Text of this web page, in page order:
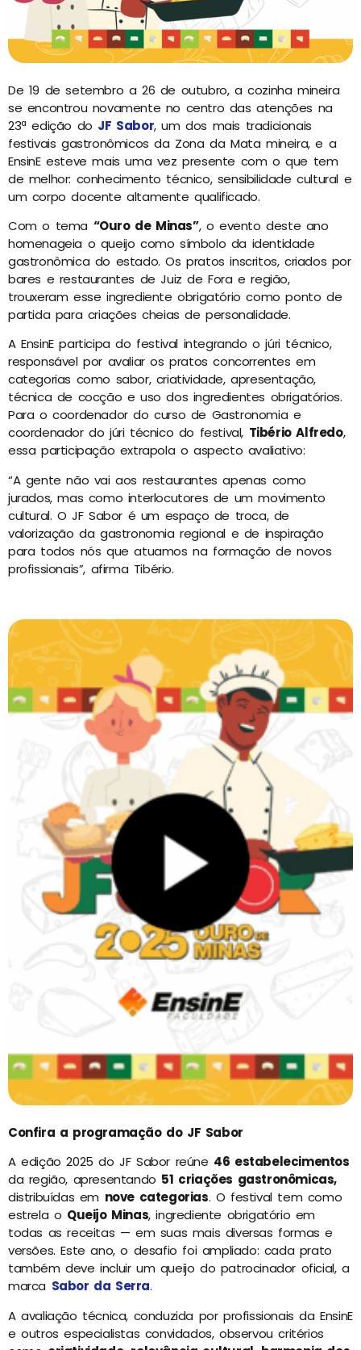
De 19 de setembro a 26 de outubro, a cozinha mineira
se encontrou novamente no centro das atenções na
23ª edição do JF Sabor, um dos mais tradicionais
festivais gastronômicos da Zona da Mata mineira, e a
EnsinE esteve mais uma vez presente com o que tem
de melhor: conhecimento técnico, sensibilidade cultural e
um corpo docente altamente qualificado.
Com o tema “Ouro de Minas”, o evento deste ano
homenageia o queijo como símbolo da identidade
gastronômica do estado. Os pratos inscritos, criados por
bares e restaurantes de Juiz de Fora e região,
trouxeram esse ingrediente obrigatório como ponto de
partida para criações cheias de personalidade.
A EnsinE participa do festival integrando o júri técnico,
responsável por avaliar os pratos concorrentes em
categorias como sabor, criatividade, apresentação,
técnica de cocção e uso dos ingredientes obrigatórios.
Para o coordenador do curso de Gastronomia e
coordenador do júri técnico do festival, Tibério Alfredo,
essa participação extrapola o aspecto avaliativo:
“A gente não vai aos restaurantes apenas como
jurados, mas como interlocutores de um movimento
cultural. O JF Sabor é um espaço de troca, de
valorização da gastronomia regional e de inspiração
para todos nós que atuamos na formação de novos
profissionais”, afirma Tibério.
Confira a programação do JF Sabor
A edição 2025 do JF Sabor reúne 46 estabelecimentos
da região, apresentando 51 criações gastronômicas,
distribuídas em nove categorias. O festival tem como
estrela o Queijo Minas, ingrediente obrigatório em
todas as receitas — em suas mais diversas formas e
versões. Este ano, o desafio foi ampliado: cada prato
também deve incluir um queijo do patrocinador oficial, a
marca Sabor da Serra.
A avaliação técnica, conduzida por profissionais da EnsinE
e outros especialistas convidados, observou critérios